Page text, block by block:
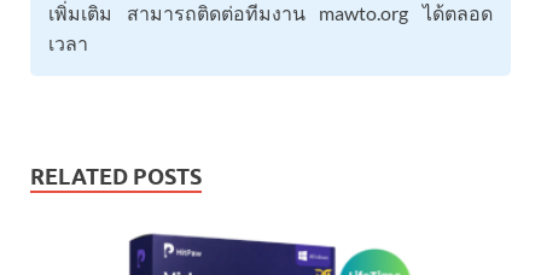
เพิ่มเติม สามารถติดต่อทีมงาน mawto.org ได้ตลอด
เวลา
RELATED POSTS